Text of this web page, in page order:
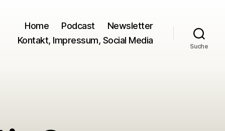
Home Podcast
Newsletter
Kontakt, Impressum, Social Media
Suche